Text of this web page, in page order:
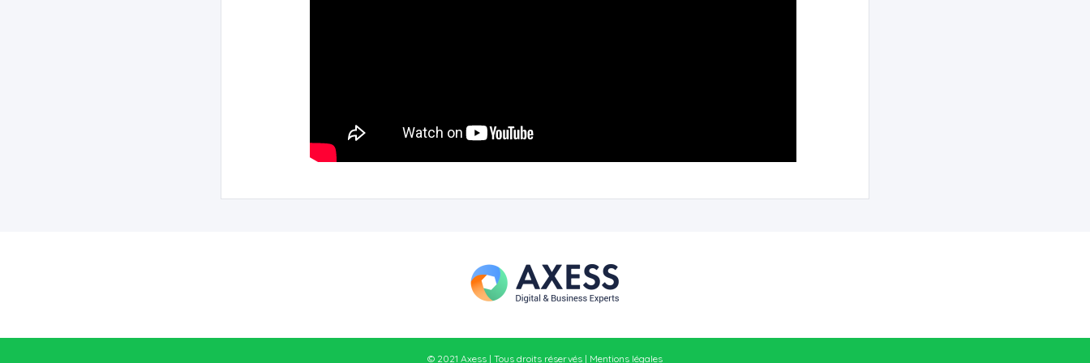
© 2021 Axess | Tous droits réservés | Mentions légales